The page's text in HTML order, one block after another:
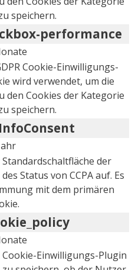
speichern.
performance
Cookie-Einwilligungs-
wird verwendet, um die
den Cookies der Kategorie
speichern.
der
Status von CCPA auf. Es
mit dem primären
Cookie-Einwilligungs-Plugin